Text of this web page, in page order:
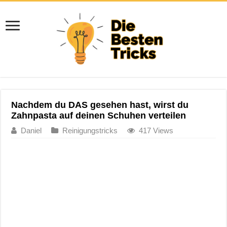
Nachdem du DAS gesehen hast, wirst du
Zahnpasta auf deinen Schuhen verteilen
Daniel Reinigungstricks 417 Views